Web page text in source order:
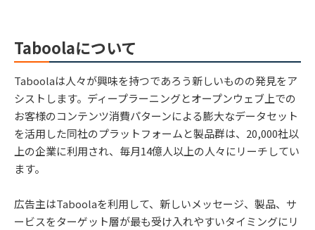
Taboolaについて
Taboolaは人々が興味を持つであろう新しいものの発見をア
シストします。ディープラーニングとオープンウェブ上での
お客様のコンテンツ消費パターンによる膨大なデータセット
を活用した同社のプラットフォームと製品群は、20,000社以
上の企業に利用され、毎月14億人以上の人々にリーチしてい
ます。
広告主はTaboolaを利用して、新しいメッセージ、製品、サ
ービスをターゲット層が最も受け入れやすいタイミングにリ